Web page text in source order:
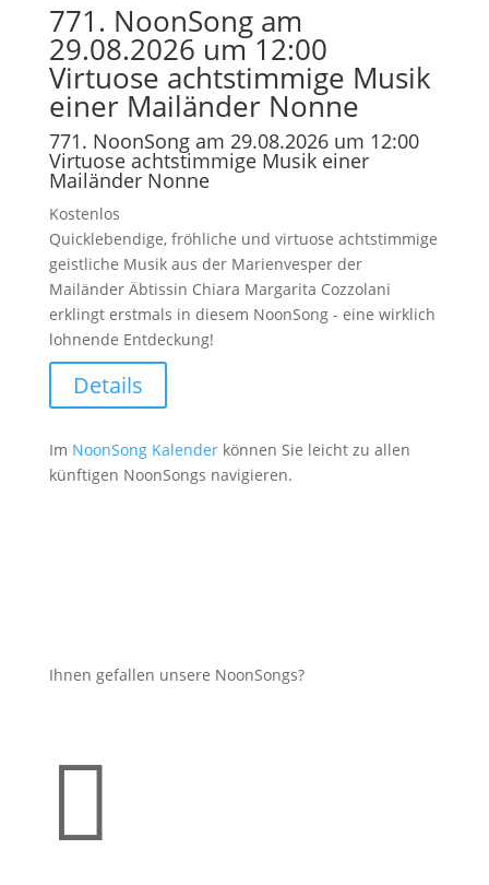
771. NoonSong am
29.08.2026 um 12:00
Virtuose achtstimmige Musik
einer Mailänder Nonne
771. NoonSong am 29.08.2026 um 12:00
Virtuose achtstimmige Musik einer
Mailänder Nonne
Kostenlos
Quicklebendige, fröhliche und virtuose achtstimmige
geistliche Musik aus der Marienvesper der
Mailänder Äbtissin Chiara Margarita Cozzolani
erklingt erstmals in diesem NoonSong - eine wirklich
lohnende Entdeckung!
Details
Im NoonSong Kalenderkönnen Sie leicht zu allen
künftigen NoonSongs navigieren.
Ihnen gefallen unsere NoonSongs?
